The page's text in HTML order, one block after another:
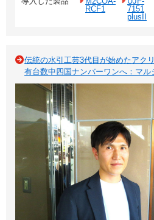
RCF1
7151
plusII
伝統の水引工芸3代目が始めたア
有台数中四国ナンバーワンへ：マル